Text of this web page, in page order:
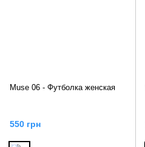
Muse 06 - Футболка женская
550 грн